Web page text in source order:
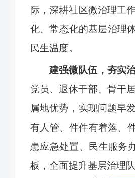
际，深耕社区微治理工
化、常态化的基层治理
民生温度。
建强微队伍，夯实
党员、退休干部、骨干
属地优势，实现问题早
有人管、件件有着落、
患应急处置、民生服务
板，全面提升基层治理